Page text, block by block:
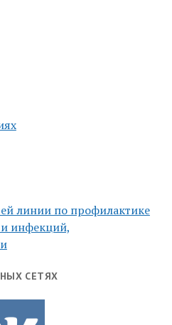
линии по профилактике
инфекций,
СЕТЯХ